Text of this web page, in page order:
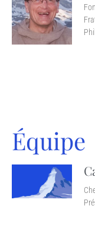
Équipe